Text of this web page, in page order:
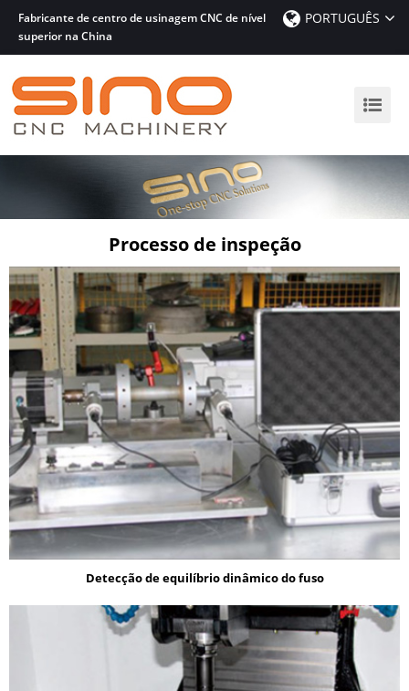
Fabricante de centro de usinagem CNC de nível
superior na China
PORTUGUÊS
Processo de inspeção
Detecção de equilíbrio dinâmico do fuso